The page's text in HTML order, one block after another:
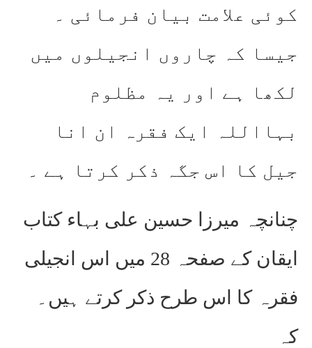
کوئی علامت بیان فرمائی ۔
جیسا کہ چاروں انجیلوں میں
لکھا ہے اور یہ مظلوم
بہااللہ ایک فقرہ ان انا
جیل کا اس جگہ ذکر کرتا ہے ۔
چنانچہ میرزا حسین علی بہاء کتاب
ایقان کے صفحہ 28 میں اس انجیلی
فقرہ کا اس طرح ذکر کرتے ہیں۔
کہ